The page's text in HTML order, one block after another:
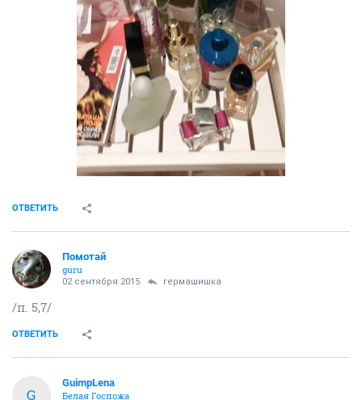
ОТВЕТИТЬ
Помотай
guru
02 сентября 2015 гермашишка
/п. 5,7/
ОТВЕТИТЬ
G
GuimpLena
Белая Госпожа